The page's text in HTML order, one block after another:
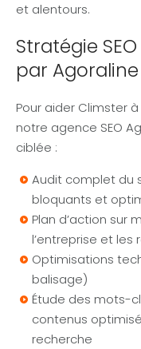
et alentours.
Stratégie
par Agoraline
Pour aider Climster
notre agence SEO
ciblée :
Audit complet du
bloquants et
Plan d’action sur
l’entreprise et
Optimisations
balisage)
Étude des mots-
contenus
recherche